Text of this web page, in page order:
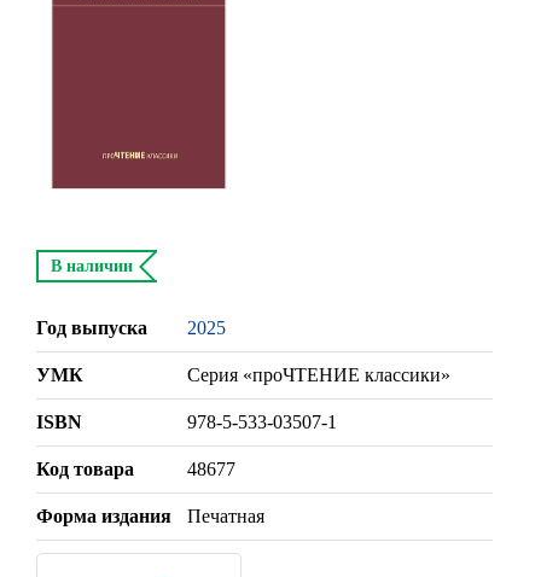
В наличии
Год выпуска 2025
УМК Серия «проЧТЕНИЕ классики»
ISBN 978-5-533-03507-1
Код товара 48677
Форма издания Печатная